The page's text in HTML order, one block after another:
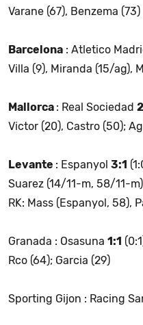
Varane (67), Benzema (73)
Barcelona : Atletico
Villa (9), Miranda (15/ag),
Mallorca : Real Sociedad
Victor (20), Castro (50);
Levante : Espanyol 3:1
Suarez (14/11-m, 58/11-
RK: Mass (Espanyol, 58),
Granada : Osasuna 1:1
Rco (64); Garcia (29)
Sporting Gijon : Racing